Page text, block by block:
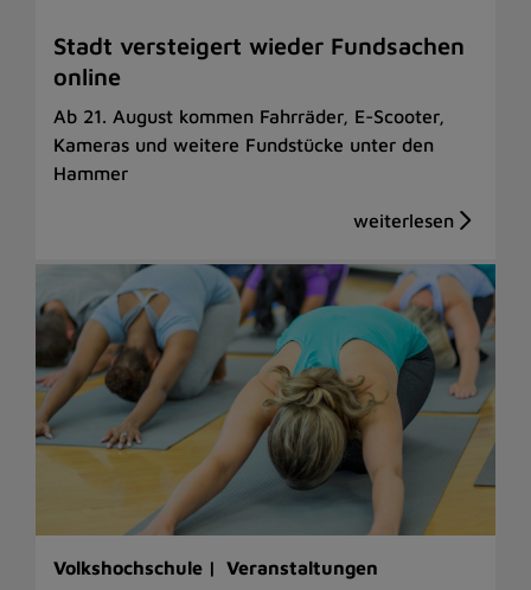
Stadt versteigert wieder Fundsachen
online
Ab 21. August kommen Fahrräder, E-Scooter,
Kameras und weitere Fundstücke unter den
Hammer
Volkshochschule | Veranstaltungen